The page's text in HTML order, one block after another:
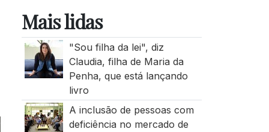
Mais lidas
"Sou filha da lei", diz
Claudia, filha de Maria da
Penha, que está lançando
livro
A inclusão de pessoas com
deficiência no mercado de